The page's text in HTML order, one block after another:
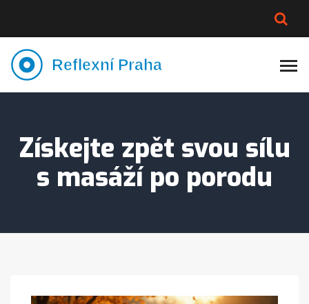
VÝMĚNA VODY
Získejte zpět svou sílu
s masáží po porodu